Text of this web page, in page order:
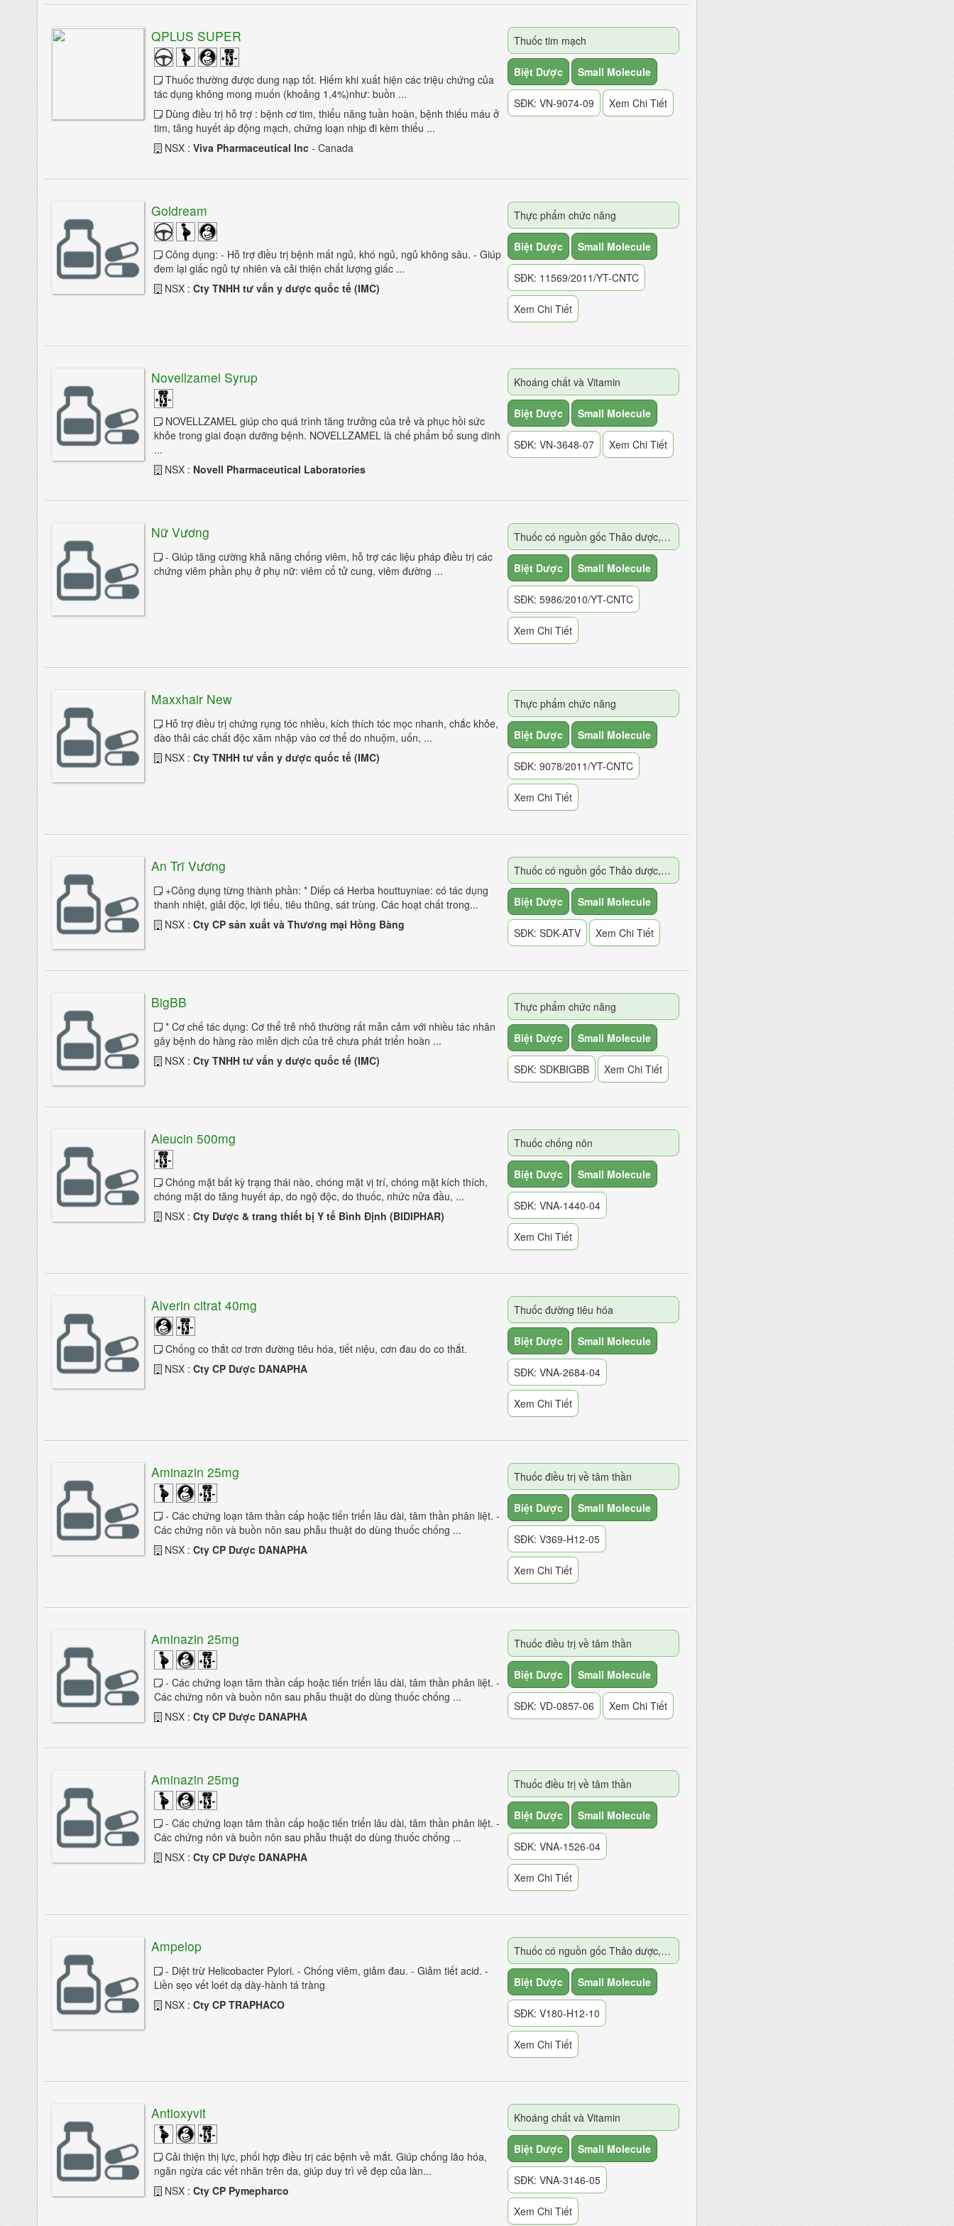
Bại não trẻ em
Chấn thương sọ não
Hội chứng ống cổ tay
HC mệt mỏi mạn
Hoa mắt chóng mặt
Hoa mắt và chóng mặt
Huntington
Lú lẫn
Liệt mặt ngoại biên
Liệt nửa người
Loạn dưỡng cơ
Loạn trương lực cơ
Múa giật
Nhức đầu
Nhược cơ
Parkinson
700/24 trang 10
QPLUS SUPER
Thuốc thường được dung nạp tốt. Hiếm khi xuất hiện các triệu chứng của
tác dụng không mong muốn (khoảng 1,4%)như: buồn ...
Dùng điều trị hỗ trợ : bệnh cơ tim, thiểu năng tuần hoàn, bệnh thiếu máu ở
tim, tăng huyết áp động mạch, chứng loạn nhịp đi kèm thiểu ...
NSX : Viva Pharmaceutical Inc - Canada
Thuốc tim mạch
Biệt Dược Small Molecule
SĐK: VN-9074-09 Xem Chi Tiết
Goldream
Công dụng: - Hỗ trợ điều trị bệnh mất ngủ, khó ngủ, ngủ không sâu. - Giúp
đem lại giấc ngủ tự nhiên và cải thiện chất lượng giấc ...
NSX : Cty TNHH tư vấn y dược quốc tế (IMC)
Thực phẩm chức năng
Biệt Dược Small Molecule
SĐK: 11569/2011/YT-CNTC
Xem Chi Tiết
Novellzamel Syrup
NOVELLZAMEL giúp cho quá trình tăng trưởng của trẻ và phục hồi sức
khỏe trong giai đoạn dưỡng bệnh. NOVELLZAMEL là chế phẩm bổ sung dinh
...
NSX : Novell Pharmaceutical Laboratories
Khoáng chất và Vitamin
Biệt Dược Small Molecule
SĐK: VN-3648-07 Xem Chi Tiết
Nữ Vương
- Giúp tăng cường khả năng chống viêm, hỗ trợ các liệu pháp điều trị các
chứng viêm phần phụ ở phụ nữ: viêm cổ tử cung, viêm đường ...
Thuốc có nguồn gốc Thảo dược, Động vật
Biệt Dược Small Molecule
SĐK: 5986/2010/YT-CNTC
Xem Chi Tiết
Maxxhair New
Hỗ trợ điều trị chứng rụng tóc nhiều, kích thích tóc mọc nhanh, chắc khỏe,
đào thải các chất độc xâm nhập vào cơ thể do nhuộm, uốn, ...
NSX : Cty TNHH tư vấn y dược quốc tế (IMC)
Thực phẩm chức năng
Biệt Dược Small Molecule
SĐK: 9078/2011/YT-CNTC
Xem Chi Tiết
An Trĩ Vương
+Công dụng từng thành phần: * Diếp cá Herba houttuyniae: có tác dụng
thanh nhiệt, giải độc, lợi tiểu, tiêu thũng, sát trùng. Các hoạt chất trong...
NSX : Cty CP sản xuất và Thương mại Hồng Bàng
Thuốc có nguồn gốc Thảo dược, Động vật
Biệt Dược Small Molecule
SĐK: SDK-ATV Xem Chi Tiết
BigBB
* Cơ chế tác dụng: Cơ thể trẻ nhỏ thường rất mẫn cảm với nhiều tác nhân
gây bệnh do hàng rào miễn dịch của trẻ chưa phát triển hoàn ...
NSX : Cty TNHH tư vấn y dược quốc tế (IMC)
Thực phẩm chức năng
Biệt Dược Small Molecule
SĐK: SDKBIGBB Xem Chi Tiết
Aleucin 500mg
Chóng mặt bất kỳ trạng thái nào, chóng mặt vị trí, chóng mặt kích thích,
chóng mặt do tăng huyết áp, do ngộ độc, do thuốc, nhức nửa đầu, ...
NSX : Cty Dược & trang thiết bị Y tế Bình Định (BIDIPHAR)
Thuốc chống nôn
Biệt Dược Small Molecule
SĐK: VNA-1440-04
Xem Chi Tiết
Alverin citrat 40mg
Chống co thắt cơ trơn đường tiêu hóa, tiết niệu, cơn đau do co thắt.
NSX : Cty CP Dược DANAPHA
Thuốc đường tiêu hóa
Biệt Dược Small Molecule
SĐK: VNA-2684-04
Xem Chi Tiết
Aminazin 25mg
- Các chứng loạn tâm thần cấp hoặc tiến triển lâu dài, tâm thần phân liệt. -
Các chứng nôn và buồn nôn sau phẫu thuật do dùng thuốc chống ...
NSX : Cty CP Dược DANAPHA
Thuốc điều trị về tâm thần
Biệt Dược Small Molecule
SĐK: V369-H12-05
Xem Chi Tiết
Aminazin 25mg
- Các chứng loạn tâm thần cấp hoặc tiến triển lâu dài, tâm thần phân liệt. -
Các chứng nôn và buồn nôn sau phẫu thuật do dùng thuốc chống ...
NSX : Cty CP Dược DANAPHA
Thuốc điều trị về tâm thần
Biệt Dược Small Molecule
SĐK: VD-0857-06 Xem Chi Tiết
Aminazin 25mg
- Các chứng loạn tâm thần cấp hoặc tiến triển lâu dài, tâm thần phân liệt. -
Các chứng nôn và buồn nôn sau phẫu thuật do dùng thuốc chống ...
NSX : Cty CP Dược DANAPHA
Thuốc điều trị về tâm thần
Biệt Dược Small Molecule
SĐK: VNA-1526-04
Xem Chi Tiết
Ampelop
- Diệt trừ Helicobacter Pylori. - Chống viêm, giảm đau. - Giảm tiết acid. -
Liền sẹo vết loét dạ dày-hành tá tràng
NSX : Cty CP TRAPHACO
Thuốc có nguồn gốc Thảo dược, Động vật
Biệt Dược Small Molecule
SĐK: V180-H12-10
Xem Chi Tiết
Antioxyvit
Cải thiện thị lực, phối hợp điều trị các bệnh về mắt. Giúp chống lão hóa,
ngăn ngừa các vết nhăn trên da, giúp duy trì vẻ đẹp của làn...
NSX : Cty CP Pymepharco
Khoáng chất và Vitamin
Biệt Dược Small Molecule
SĐK: VNA-3146-05
Xem Chi Tiết